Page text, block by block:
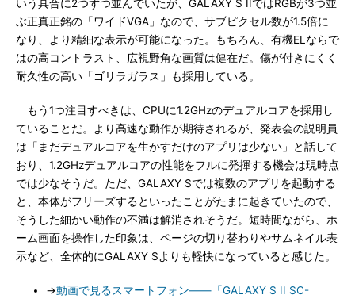
いう具合に2つずつ並んでいたが、GALAXY S IIではRGBが3つ並
ぶ正真正銘の「ワイドVGA」なので、サブピクセル数が1.5倍に
なり、より精細な表示が可能になった。もちろん、有機ELならで
はの高コントラスト、広視野角な画質は健在だ。傷が付きにくく
耐久性の高い「ゴリラガラス」も採用している。
もう1つ注目すべきは、CPUに1.2GHzのデュアルコアを採用し
ていることだ。より高速な動作が期待されるが、発表会の説明員
は「まだデュアルコアを生かすだけのアプリは少ない」と話して
おり、1.2GHzデュアルコアの性能をフルに発揮する機会は現時点
では少なそうだ。ただ、GALAXY Sでは複数のアプリを起動する
と、本体がフリーズするといったことがたまに起きていたので、
そうした細かい動作の不満は解消されそうだ。短時間ながら、ホ
ーム画面を操作した印象は、ページの切り替わりやサムネイル表
示など、全体的にGALAXY Sよりも軽快になっていると感じた。
→動画で見るスマートフォン――「GALAXY S II SC-